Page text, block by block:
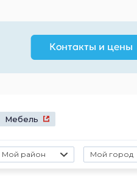
Мебель
Мой район Мой город